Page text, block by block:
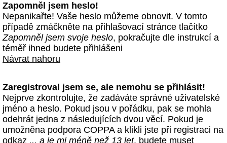
Zapomněl jsem heslo!
Nepanikařte! Vaše heslo můžeme obnovit. V tomto
případě zmáčkněte na přihlašovací stránce tlačítko
Zapomněl jsem svoje heslo, pokračujte dle instrukcí a
téměř ihned budete přihlášeni
Návrat nahoru
Zaregistroval jsem se, ale nemohu se přihlásit!
Nejprve zkontrolujte, že zadáváte správné uživatelské
jméno a heslo. Pokud jsou v pořádku, pak se mohla
odehrát jedna z následujících dvou věcí. Pokud je
umožněna podpora COPPA a klikli jste při registraci na
odkaz ... a je mi méně než 13 let, budete muset